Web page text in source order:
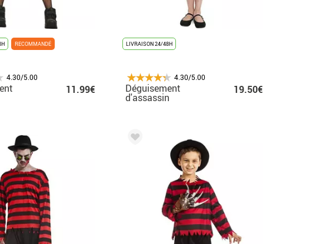
RECOMMANDÉ
4.30/5.00
11.99€
LIVRAISON 24/48H
4.30/5.00
Déguisement
d'assassin
19.50€